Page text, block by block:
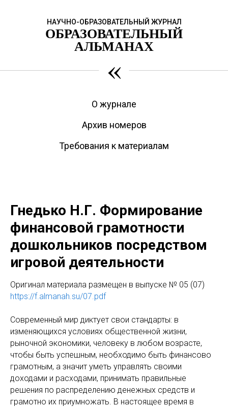
НАУЧНО-ОБРАЗОВАТЕЛЬНЫЙ ЖУРНАЛ
ОБРАЗОВАТЕЛЬНЫЙ
АЛЬМАНАХ
«
О журнале
Архив номеров
Требования к материалам
Гнедько Н.Г. Формирование
финансовой грамотности
дошкольников посредством
игровой деятельности
Оригинaл материала размещен в выпуске № 05 (07)
https://f.almanah.su/07.pdf
Современный мир диктует свои стандарты: в
изменяющихся условиях общественной жизни,
рыночной экономики, человеку в любом возрасте,
чтобы быть успешным, необходимо быть финансово
грамотным, а значит уметь управлять своими
доходами и расходами, принимать правильные
решения по распределению денежных средств и
грамотно их приумножать. В настоящее время в